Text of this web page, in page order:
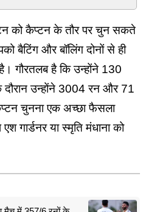
को कैप्टन के तौर पर चुन सकते
बैटिंग और बॉलिंग दोनों से ही
गौरतलब है कि उन्होंने 130
उन्होंने 3004 रन और 71
चुनना एक अच्छा फैसला
गार्डनर या स्मृति मंधाना को